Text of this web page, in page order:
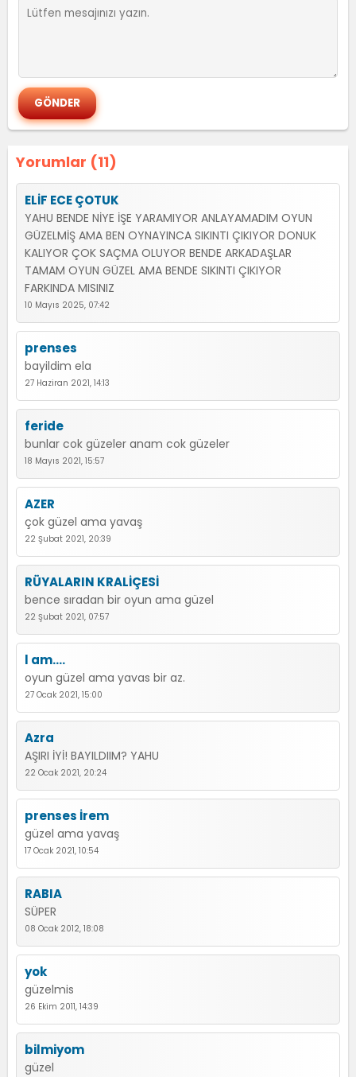
Yorumlar (11)
ELİF ECE ÇOTUK
YAHU BENDE NİYE İŞE YARAMIYOR ANLAYAMADIM OYUN
GÜZELMİŞ AMA BEN OYNAYINCA SIKINTI ÇIKIYOR DONUK
KALIYOR ÇOK SAÇMA OLUYOR BENDE ARKADAŞLAR
TAMAM OYUN GÜZEL AMA BENDE SIKINTI ÇIKIYOR
FARKINDA MISINIZ
10 Mayıs 2025, 07:42
prenses
bayildim ela
27 Haziran 2021, 14:13
feride
bunlar cok güzeler anam cok güzeler
18 Mayıs 2021, 15:57
AZER
çok güzel ama yavaş
22 Şubat 2021, 20:39
RÜYALARIN KRALİÇESİ
bence sıradan bir oyun ama güzel
22 Şubat 2021, 07:57
l am....
oyun güzel ama yavas bir az.
27 Ocak 2021, 15:00
Azra
AŞIRI İYİ! BAYILDIIM? YAHU
22 Ocak 2021, 20:24
prenses İrem
güzel ama yavaş
17 Ocak 2021, 10:54
RABIA
SÜPER
08 Ocak 2012, 18:08
yok
güzelmis
26 Ekim 2011, 14:39
bilmiyom
güzel